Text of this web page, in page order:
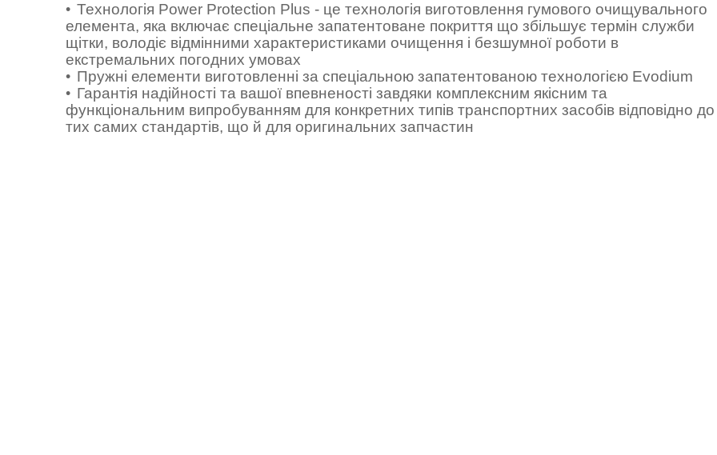
Технологія Power Protection Plus - це технологія виготовлення гумового очищувального
елемента, яка включає спеціальне запатентоване покриття що збільшує термін служби
щітки, володіє відмінними характеристиками очищення і безшумної роботи в
екстремальних погодних умовах
Пружні елементи виготовленні за спеціальною запатентованою технологією Evodium
Гарантія надійності та вашої впевненості завдяки комплексним якісним та
функціональним випробуванням для конкретних типів транспортних засобів відповідно до
тих самих стандартів, що й для оригинальних запчастин